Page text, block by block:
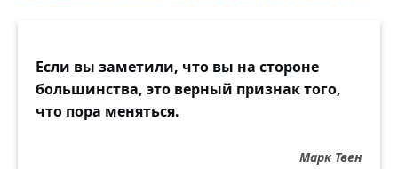
Если вы заметили, что вы на стороне
большинства, это верный признак того,
что пора меняться.
Марк Твен